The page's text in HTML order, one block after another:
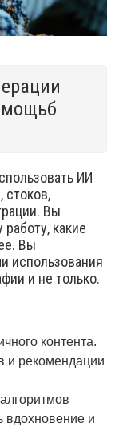
ИИ
стоков,
Вы
какие
Вы
использования
и не только.
контента.
и рекомендации
вдохновение и